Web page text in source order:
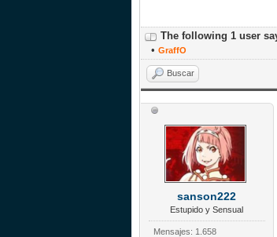
The following 1 user
• GraffO
Buscar
sanson222
Estupido y Sensual
Mensajes: 1.658